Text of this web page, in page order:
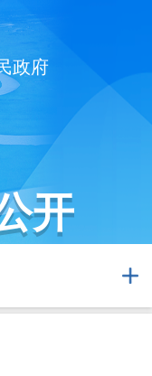
政府
开